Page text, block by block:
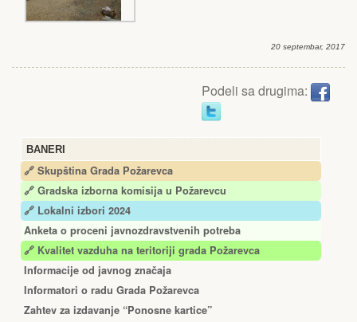
BANERI
🔗 Skupština Grada Požarevca
🔗 Gradska izborna komisija u Požarevcu
🔗 Lokalni izbori 2024
Anketa o proceni javnozdravstvenih potreba
🔗 Kvalitet vazduha na teritoriji grada Požarevca
Informacije od javnog značaja
Informatori o radu Grada Požarevca
Zahtev za izdavanje “Ponosne kartice”
20 septembar, 2017
Podeli sa drugima: